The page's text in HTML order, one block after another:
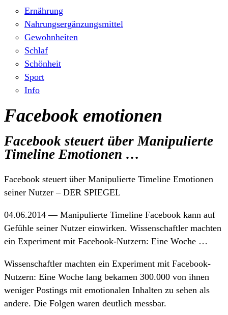
Ernährung
Nahrungsergänzungsmittel
Gewohnheiten
Schlaf
Schönheit
Sport
Info
Facebook emotionen
Facebook steuert über Manipulierte
Timeline Emotionen …
Facebook steuert über Manipulierte Timeline Emotionen
seiner Nutzer – DER SPIEGEL
04.06.2014 — Manipulierte Timeline Facebook kann auf
Gefühle seiner Nutzer einwirken. Wissenschaftler machten
ein Experiment mit Facebook-Nutzern: Eine Woche …
Wissenschaftler machten ein Experiment mit Facebook-
Nutzern: Eine Woche lang bekamen 300.000 von ihnen
weniger Postings mit emotionalen Inhalten zu sehen als
andere. Die Folgen waren deutlich messbar.